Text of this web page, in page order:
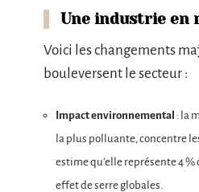
Une industrie en
Voici les changements
bouleversent le secteur :
Impact environnemental : la
la plus polluante, concentre
estime qu’elle représente 4 %
effet de serre globales.